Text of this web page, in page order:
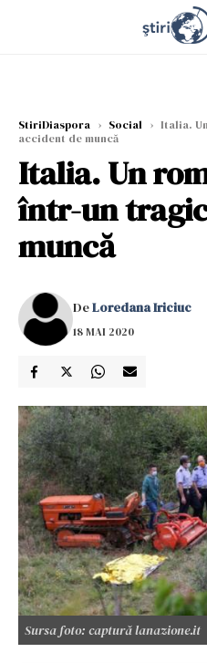
StiriDiaspora › Social › Italia.
accident de muncă
Italia. Un
într-un
muncă
DeLoredana Iriciuc
18 MAI 2020
Sursa foto: captură lanazione.it